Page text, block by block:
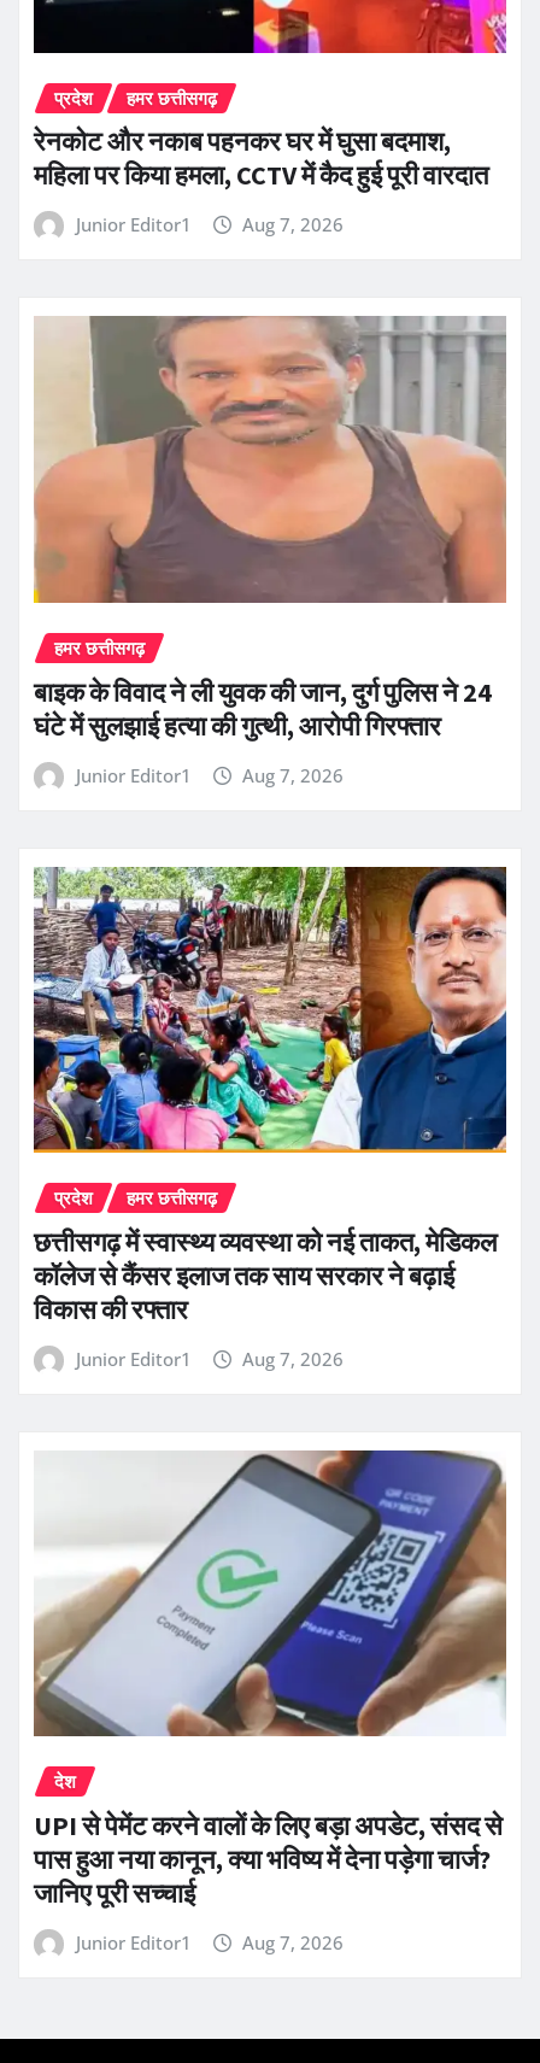
प्रदेश हमर छत्तीसगढ़
रेनकोट और नकाब पहनकर घर में घुसा बदमाश,
महिला पर किया हमला, CCTV में कैद हुई पूरी वारदात
Junior Editor1 Aug 7, 2026
हमर छत्तीसगढ़
बाइक के विवाद ने ली युवक की जान, दुर्ग पुलिस ने 24
घंटे में सुलझाई हत्या की गुत्थी, आरोपी गिरफ्तार
Junior Editor1 Aug 7, 2026
प्रदेश हमर छत्तीसगढ़
छत्तीसगढ़ में स्वास्थ्य व्यवस्था को नई ताकत, मेडिकल
कॉलेज से कैंसर इलाज तक साय सरकार ने बढ़ाई
विकास की रफ्तार
Junior Editor1 Aug 7, 2026
देश
UPI से पेमेंट करने वालों के लिए बड़ा अपडेट, संसद से
पास हुआ नया कानून, क्या भविष्य में देना पड़ेगा चार्ज?
जानिए पूरी सच्चाई
Junior Editor1 Aug 7, 2026